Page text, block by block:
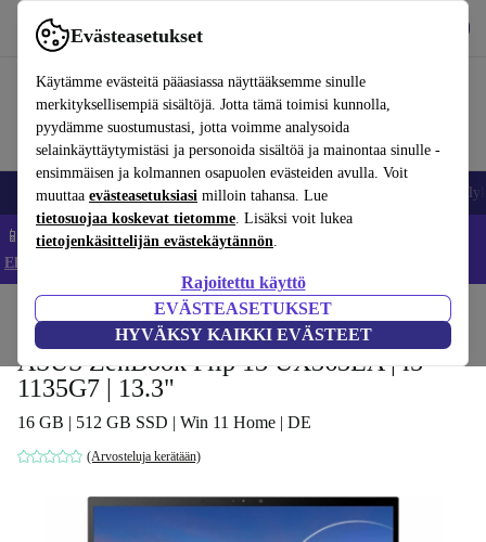
Evästeasetukset
Käytämme evästeitä pääasiassa näyttääksemme sinulle
merkityksellisempiä sisältöjä. Jotta tämä toimisi kunnolla,
pyydämme suostumustasi, jotta voimme analysoida
selainkäyttäytymistäsi ja personoida sisältöä ja mainontaa sinulle -
ensimmäisen ja kolmannen osapuolen evästeiden avulla. Voit
muuttaa evästeasetuksiasi milloin tahansa. Lue
tietosuojaa koskevat tietomme. Lisäksi voit lukea
tietojenkäsittelijän evästekäytännön.
Rajoitettu käyttö
EVÄSTEASETUKSET
HYVÄKSY KAIKKI EVÄSTEET
Käytä refurbed-palvelua nopeasti ja helposti
Matkapuhelimet ja älypuhelimet Kannettavat tietokoneet
📱 Säästä 5 % LISÄÄ iPhoneista – Koodi: IPHONEDEAL –
Ehdot ja säännöt
Kannettavat tietokoneet ASUS kannettavat tietokoneet
ASUS ZenBook Flip 13 UX363EA | i5-
1135G7 | 13.3"
16 GB | 512 GB SSD | Win 11 Home | DE
(Arvosteluja kerätään)